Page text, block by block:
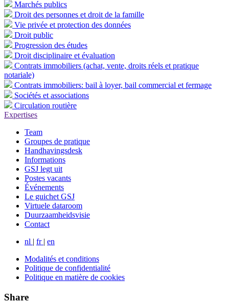
Marchés publics
Droit des personnes et droit de la famille
Vie privée et protection des données
Droit public
Progression des études
Droit disciplinaire et évaluation
Contrats immobiliers (achat, vente, droits réels et pratique
notariale)
Contrats immobiliers: bail à loyer, bail commercial et fermage
Sociétés et associations
Circulation routière
Expertises
Team
Groupes de pratique
Handhavingsdesk
Informations
GSJ legt uit
Postes vacants
Événements
Le guichet GSJ
Virtuele dataroom
Duurzaamheidsvisie
Contact
nl | fr | en
Modalités et conditions
Politique de confidentialité
Politique en matière de cookies
Share